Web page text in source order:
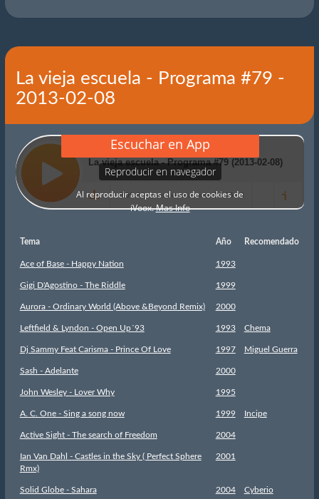
La vieja escuela - Programa #79 -
2013-02-08
Tema Año Recomendado
Ace of Base - Happy Nation 1993
Gigi D'Agostino - The Riddle 1999
Aurora - Ordinary World (Above &Beyond Remix) 2000
Leftfield & Lyndon - Open Up´93 1993 Chema
Dj Sammy Feat Carisma - Prince Of Love 1997 Miguel Guerra
Sash - Adelante 2000
John Wesley - Lover Why 1995
A. C. One - Sing a song now 1999 Incipe
Active Sight - The search of Freedom 2004
Ian Van Dahl - Castles in the Sky ( Perfect Sphere
Rmx)
2001
Solid Globe - Sahara 2004 Cyberio